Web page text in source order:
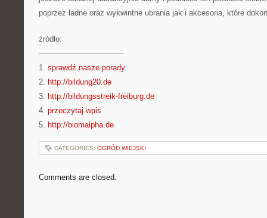
poprzez ładne oraz wykwintne ubrania jak i akcesoria, które
źródło:
———————————
1. sprawdź nasze porady
2. http://bildung20.de
3. http://bildungsstreik-freiburg.de
4. przeczytaj wpis
5. http://biomalpha.de
CATEGORIES: OGRÓD WIEJSKI
Comments are closed.